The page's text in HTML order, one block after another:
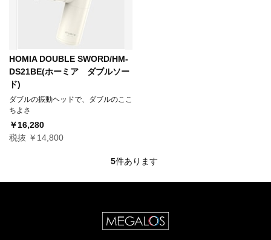
HOMIA DOUBLE SWORD/HM-
DS21BE(ホーミア ダブルソー
ド)
ダブルの振動ヘッドで、ダブルのここ
ちよさ
￥16,280
税抜 ￥14,800
5件あります